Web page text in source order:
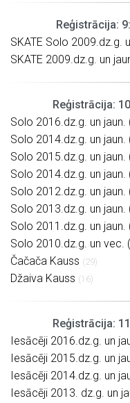
Reģistrācija:
SKATE Solo 2009.dz.g.
SKATE 2009.dz.g. un
Reģistrācija:
Solo 2016.dz.g. un jaun.
Solo 2014.dz.g. un jaun.
Solo 2015.dz.g. un jaun.
Solo 2014.dz.g. un jaun.
Solo 2012.dz.g. un jaun.
Solo 2013.dz.g. un jaun.
Solo 2011.dz.g. un jaun.
Solo 2010.dz.g. un vec.
Čačača Kauss (29)
Džaiva Kauss (16)
Reģistrācija:
Iesācēji 2016.dz.g. un
Iesācēji 2015.dz.g. un
Iesācēji 2014.dz.g. un
Iesācēji 2013. dz.g. un